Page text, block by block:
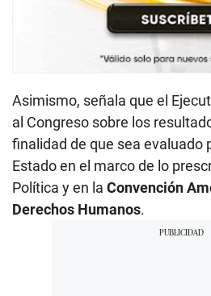
Asimismo, señala que el
al Congreso sobre los
finalidad de que sea evaluado
Estado en el marco de lo
Política y en la Convención
Derechos Humanos.